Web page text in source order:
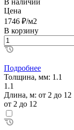
Цена
1746 ₽/м2
В корзину
Подробнее
Толщина, мм: 1.1
1.1
Длина, м: от 2 до 12
от 2 до 12